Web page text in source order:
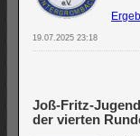
19.07.2025 23:18
Joß-Fritz-
der vierten